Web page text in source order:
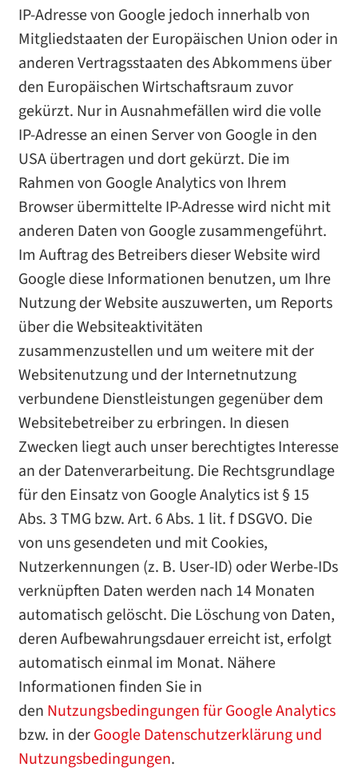
IP-Adresse von Google jedoch innerhalb von
Mitgliedstaaten der Europäischen Union oder in
anderen Vertragsstaaten des Abkommens über
den Europäischen Wirtschaftsraum zuvor
gekürzt. Nur in Ausnahmefällen wird die volle
IP-Adresse an einen Server von Google in den
USA übertragen und dort gekürzt. Die im
Rahmen von Google Analytics von Ihrem
Browser übermittelte IP-Adresse wird nicht mit
anderen Daten von Google zusammengeführt.
Im Auftrag des Betreibers dieser Website wird
Google diese Informationen benutzen, um Ihre
Nutzung der Website auszuwerten, um Reports
über die Websiteaktivitäten
zusammenzustellen und um weitere mit der
Websitenutzung und der Internetnutzung
verbundene Dienstleistungen gegenüber dem
Websitebetreiber zu erbringen. In diesen
Zwecken liegt auch unser berechtigtes Interesse
an der Datenverarbeitung. Die Rechtsgrundlage
für den Einsatz von Google Analytics ist § 15
Abs. 3 TMG bzw. Art. 6 Abs. 1 lit. f DSGVO. Die
von uns gesendeten und mit Cookies,
Nutzerkennungen (z. B. User-ID) oder Werbe-IDs
verknüpften Daten werden nach 14 Monaten
automatisch gelöscht. Die Löschung von Daten,
deren Aufbewahrungsdauer erreicht ist, erfolgt
automatisch einmal im Monat. Nähere
Informationen finden Sie in
den Nutzungsbedingungen für Google Analytics
bzw. in derGoogle Datenschutzerklärung und
Nutzungsbedingungen.